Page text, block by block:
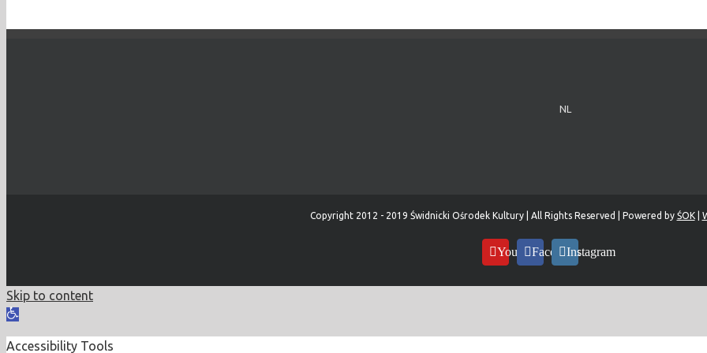
NL
Copyright 2012 - 2019 Świdnicki Ośrodek Kultury | All Rights Reserved | Powered by ŚOK|
YouTubeFacebookInstagram
Skip to content
Open
Accessibility Tools